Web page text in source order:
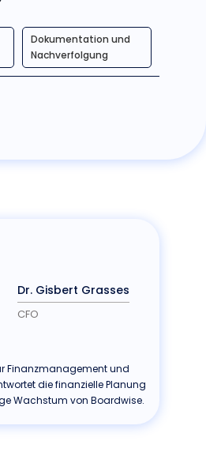
Dokumentation und
Nachverfolgung
Dr. Gisbert Grasses
CFO
Finanzmanagement und
die finanzielle Planung
Wachstum von Boardwise.